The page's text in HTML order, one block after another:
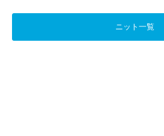
ニット一覧